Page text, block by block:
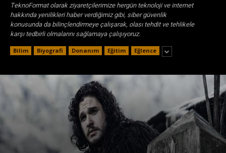
TeknoFormat olarak ziyaretçilerimize hergün teknoloji ve internet
hakkında yenilikleri haber verdiğimiz gibi, siber güvenlik
konusunda da bilinçlendirmeye çalışarak, olası tehdit ve tehlikele
karşı tedbirli olmalarını sağlamaya çalışıyoruz.
Bilim Biyografi Donanım Eğitim Eğlence